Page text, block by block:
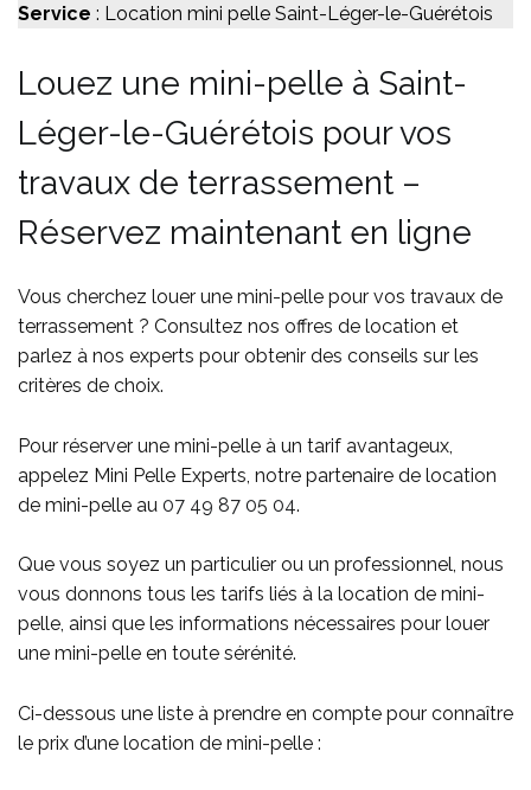
Service : Location mini pelle Saint-Léger-le-Guérétois
Louez une mini-pelle à Saint-
Léger-le-Guérétois pour vos
travaux de terrassement –
Réservez maintenant en ligne
Vous cherchez louer une mini-pelle pour vos travaux de
terrassement ? Consultez nos offres de location et
parlez à nos experts pour obtenir des conseils sur les
critères de choix.
Pour réserver une mini-pelle à un tarif avantageux,
appelez Mini Pelle Experts, notre partenaire de location
de mini-pelle au 07 49 87 05 04.
Que vous soyez un particulier ou un professionnel, nous
vous donnons tous les tarifs liés à la location de mini-
pelle, ainsi que les informations nécessaires pour louer
une mini-pelle en toute sérénité.
Ci-dessous une liste à prendre en compte pour connaître
le prix d’une location de mini-pelle :